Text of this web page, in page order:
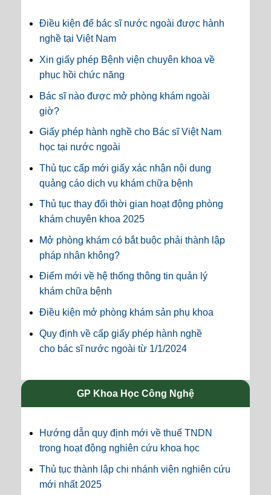
Điều kiện để bác sĩ nước ngoài được hành
nghề tại Việt Nam
Xin giấy phép Bệnh viện chuyên khoa về
phục hồi chức năng
Bác sĩ nào được mở phòng khám ngoài
giờ?
Giấy phép hành nghề cho Bác sĩ Việt Nam
học tại nước ngoài
Thủ tục cấp mới giấy xác nhận nội dung
quảng cáo dịch vụ khám chữa bệnh
Thủ tục thay đổi thời gian hoạt động phòng
khám chuyên khoa 2025
Mở phòng khám có bắt buộc phải thành lập
pháp nhân không?
Điểm mới về hệ thống thông tin quản lý
khám chữa bệnh
Điều kiện mở phòng khám sản phụ khoa
Quy định về cấp giấy phép hành nghề
cho bác sĩ nước ngoài từ 1/1/2024
GP Khoa Học Công Nghệ
Hướng dẫn quy định mới về thuế TNDN
trong hoạt động nghiên cứu khoa học
Thủ tục thành lập chi nhánh viện nghiên cứu
mới nhất 2025